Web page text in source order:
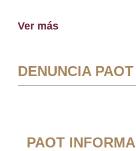
Ver más
DENUNCIA PAOT
PAOT INFORMA